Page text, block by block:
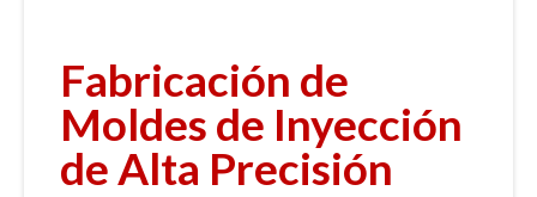
Fabricación de
Moldes de Inyección
de Alta Precisión